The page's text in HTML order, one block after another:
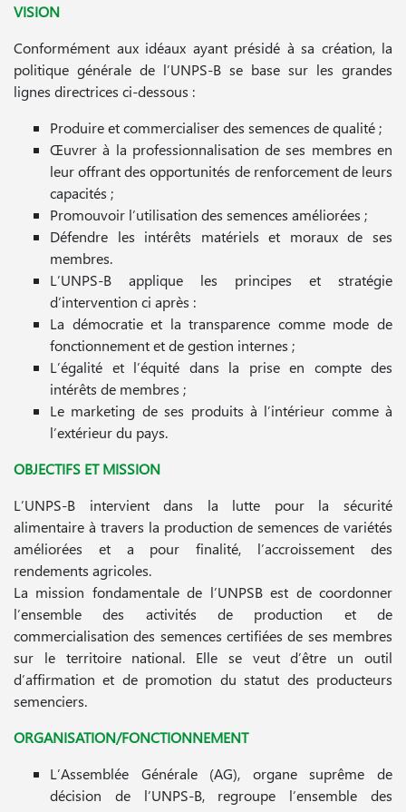
VISION
Conformément aux idéaux ayant présidé à sa création, la
politique générale de l’UNPS-B se base sur les grandes
lignes directrices ci-dessous :
Produire et commercialiser des semences de qualité ;
Œuvrer à la professionnalisation de ses membres en
leur offrant des opportunités de renforcement de leurs
capacités ;
Promouvoir l’utilisation des semences améliorées ;
Défendre les intérêts matériels et moraux de ses
membres.
L’UNPS-B applique les principes et stratégie
d’intervention ci après :
La démocratie et la transparence comme mode de
fonctionnement et de gestion internes ;
L’égalité et l’équité dans la prise en compte des
intérêts de membres ;
Le marketing de ses produits à l’intérieur comme à
l’extérieur du pays.
OBJECTIFS ET MISSION
L’UNPS-B intervient dans la lutte pour la sécurité
alimentaire à travers la production de semences de variétés
améliorées et a pour finalité, l’accroissement des
rendements agricoles.
La mission fondamentale de l’UNPSB est de coordonner
l’ensemble des activités de production et de
commercialisation des semences certifiées de ses membres
sur le territoire national. Elle se veut d’être un outil
d’affirmation et de promotion du statut des producteurs
semenciers.
ORGANISATION/FONCTIONNEMENT
L’Assemblée Générale (AG), organe suprême de
décision de l’UNPS-B, regroupe l’ensemble des